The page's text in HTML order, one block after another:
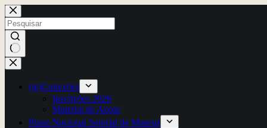
Pular
para
o
conteúdo
Sem
resultados
(re)Conexões
Inscrições 2026
Material de Apoio
Plano Nacional Setorial de Museus